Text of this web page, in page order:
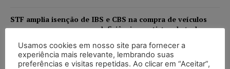
STF amplia isenção de IBS e CBS na compra de veículos
novos para pessoas com deficiência e autistas de todos os
DIREITO TRIBUTÁRIO 07/08/2026
Usamos cookies em nosso site para fornecer a
experiência mais relevante, lembrando suas
preferências e visitas repetidas. Ao clicar em “Aceitar”,